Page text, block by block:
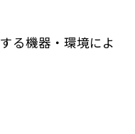
る機器・環境によ